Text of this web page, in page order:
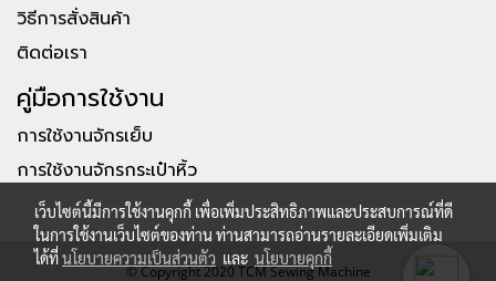
วิธีการสั่งสินค้า
ติดต่อเรา
คู่มือการใช้งาน
การใช้งานจักรเย็บ
การใช้งานจักรกระเป๋าหิ้ว
© Copyright 2020 TCM Sewing Machine
เว็บไซต์นี้มีการใช้งานคุกกี้ เพื่อเพิ่มประสิทธิภาพและประสบการณ์ที่ดี
ในการใช้งานเว็บไซต์ของท่าน ท่านสามารถอ่านรายละเอียดเพิ่มเติม
ได้ที่นโยบายความเป็นส่วนตัว และ นโยบายคุกกี้